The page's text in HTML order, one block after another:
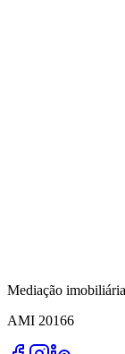
Mediação
AMI 20166